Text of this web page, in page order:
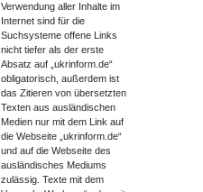
Verwendung aller Inhalte im
Internet sind für die
Suchsysteme offene Links
nicht tiefer als der erste
Absatz auf „ukrinform.de“
obligatorisch, außerdem ist
das Zitieren von übersetzten
Texten aus ausländischen
Medien nur mit dem Link auf
die Webseite „ukrinform.de“
und auf die Webseite des
ausländisches Mediums
zulässig. Texte mit dem